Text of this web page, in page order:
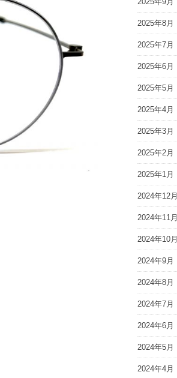
2025年8月
2025年7月
2025年6月
2025年5月
2025年4月
2025年3月
2025年2月
2025年1月
2024年12月
2024年11月
2024年10月
2024年9月
2024年8月
2024年7月
2024年6月
2024年5月
2024年4月